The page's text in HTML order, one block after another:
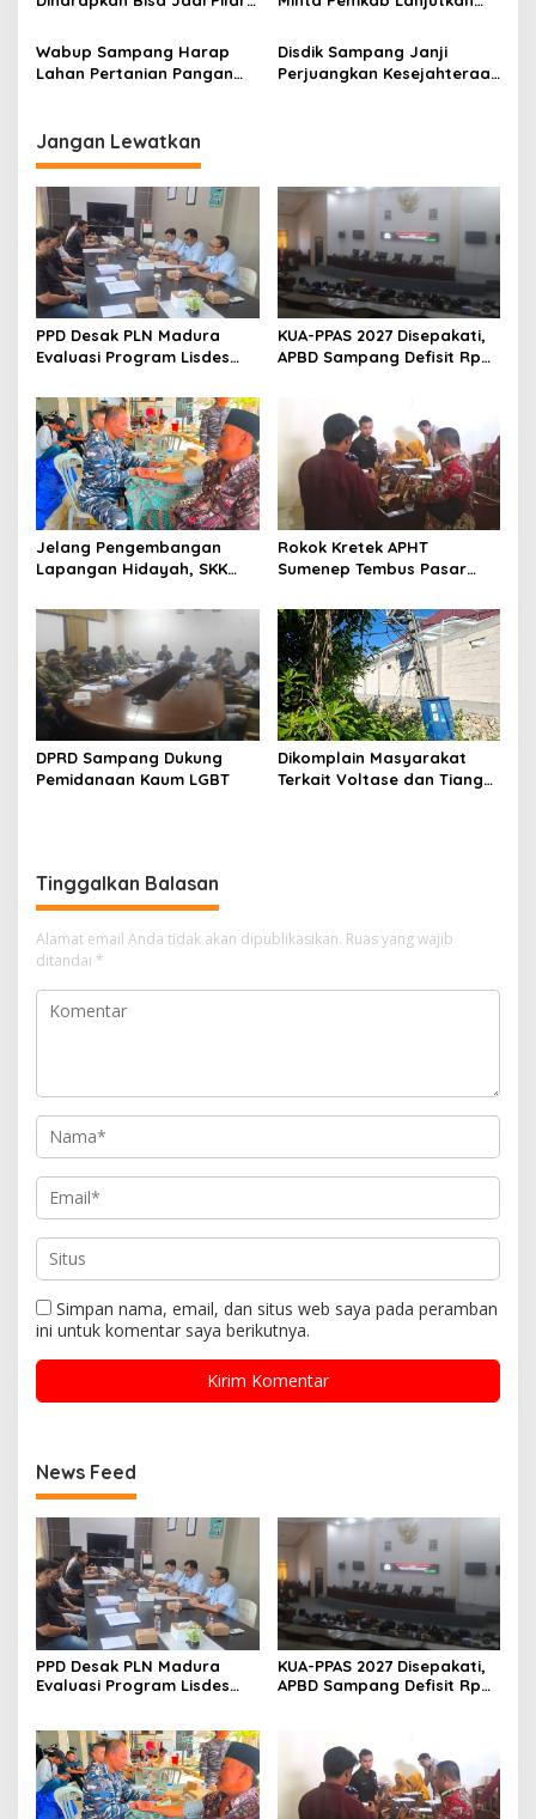
Masyarakat
Wabup Sampang Harap
Lahan Pertanian Pangan
Disdik Sampang Janji
Perjuangkan Kesejahteraan
Jangan Lewatkan
PPD Desak PLN Madura
Evaluasi Program Lisdes
KUA-PPAS 2027 Disepakati,
APBD Sampang Defisit Rp
Jelang Pengembangan
Lapangan Hidayah, SKK
Perkuat Sinergi dengan
Nelayan Sampang
Rokok Kretek APHT
Sumenep Tembus Pasar
DPRD Sampang Dukung
Pemidanaan Kaum LGBT
Dikomplain Masyarakat
Terkait Voltase dan Tiang
Tinggalkan Balasan
Alamat email Anda tidak akan dipublikasikan. Ruas yang wajib
ditandai *
Simpan nama, email, dan situs web saya pada peramban
ini untuk komentar saya berikutnya.
News Feed
PPD Desak PLN Madura
Evaluasi Program Lisdes
KUA-PPAS 2027 Disepakati,
APBD Sampang Defisit Rp